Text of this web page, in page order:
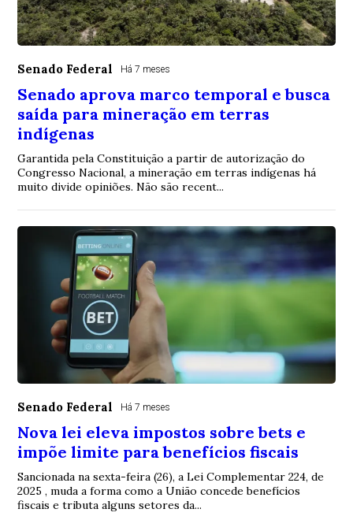
Senado Federal Há 7 meses
Senado aprova marco temporal e busca
saída para mineração em terras
indígenas
Garantida pela Constituição a partir de autorização do
Congresso Nacional, a mineração em terras indígenas há
muito divide opiniões. Não são recent...
Senado Federal Há 7 meses
Nova lei eleva impostos sobre bets e
impõe limite para benefícios fiscais
Sancionada na sexta-feira (26), a Lei Complementar 224, de
2025 , muda a forma como a União concede benefícios
fiscais e tributa alguns setores da...